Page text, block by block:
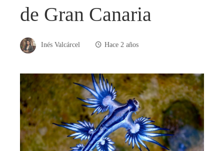
de Gran Canaria
Inés Valcárcel Hace 2 años